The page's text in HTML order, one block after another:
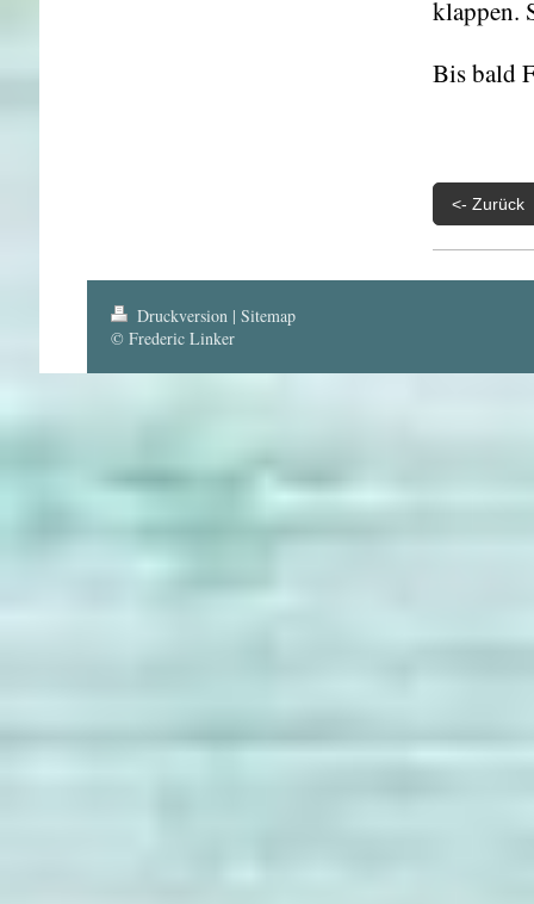
klappen.
Bis bald
<- Zurück
Druckversion | Sitemap
© Frederic Linker